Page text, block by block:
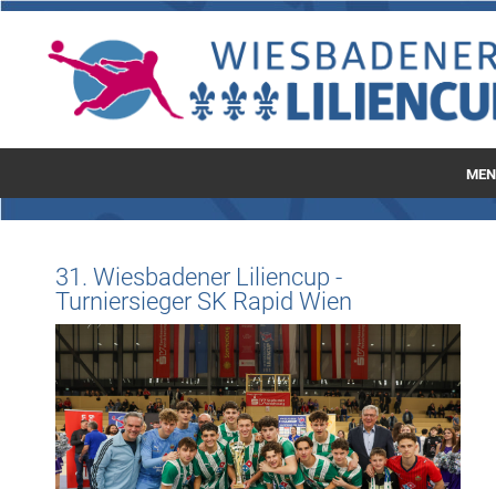
Startseite
Kartenvorverkauf
Spielplan
Mannschaften
Siegertafeln
Sponsoren
31. Wiesbadener Liliencup -
Turniersieger SK Rapid Wien